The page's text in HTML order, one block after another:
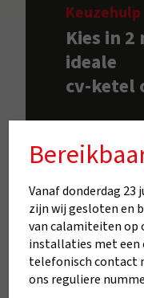
Keuzehulp
Kies in
ideale
cv-ketel
Start
Start
Vanaf donderdag 23
zijn wij gesloten en
van calamiteiten op
installaties met een
telefonisch contact
ons reguliere